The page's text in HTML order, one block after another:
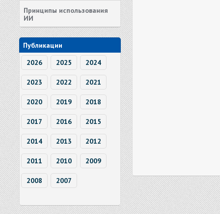
Принципы использования
ИИ
Публикации
2026
2025 2024
2023 2022 2021
2020 2019 2018
2017 2016 2015
2014 2013 2012
2011 2010 2009
2008 2007